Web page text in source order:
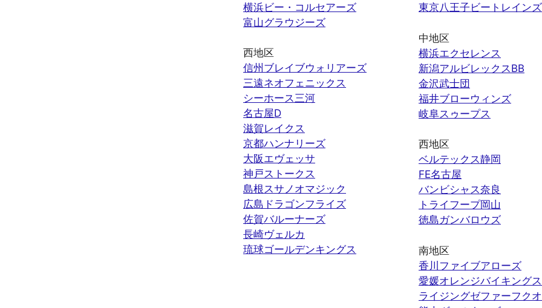
横浜ビー・コルセアーズ
富山グラウジーズ
西地区
信州ブレイブウォリアーズ
三遠ネオフェニックス
シーホース三河
名古屋D
滋賀レイクス
京都ハンナリーズ
大阪エヴェッサ
神戸ストークス
島根スサノオマジック
広島ドラゴンフライズ
佐賀バルーナーズ
長崎ヴェルカ
琉球ゴールデンキングス
東京八王子ビートレインズ
中地区
横浜エクセレンス
新潟アルビレックスBB
金沢武士団
福井ブローウィンズ
岐阜スゥープス
西地区
ベルテックス静岡
FE名古屋
バンビシャス奈良
トライフープ岡山
徳島ガンバロウズ
南地区
香川ファイブアローズ
愛媛オレンジバイキングス
ライジングゼファーフク